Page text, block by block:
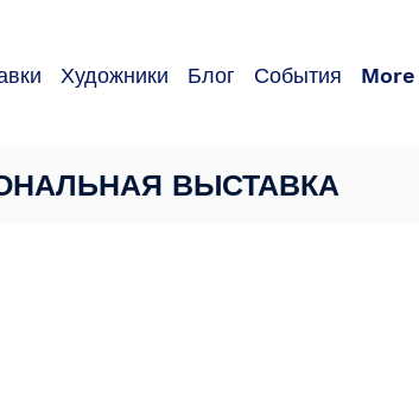
Художники Блог События More
ВЫСТАВКА